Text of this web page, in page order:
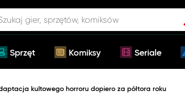
Sprzęt Komiksy Seriale
kultowego horroru dopiero za półtora roku